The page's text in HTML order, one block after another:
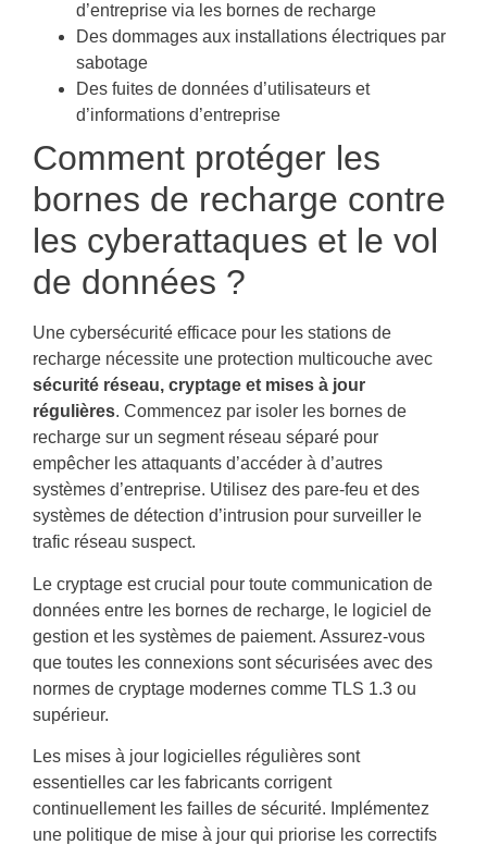
d’entreprise via les bornes de recharge
Des dommages aux installations électriques par
sabotage
Des fuites de données d’utilisateurs et
d’informations d’entreprise
Comment protéger les
bornes de recharge contre
les cyberattaques et le vol
de données ?
Une cybersécurité efficace pour les stations de
recharge nécessite une protection multicouche avec
sécurité réseau, cryptage et mises à jour
régulières. Commencez par isoler les bornes de
recharge sur un segment réseau séparé pour
empêcher les attaquants d’accéder à d’autres
systèmes d’entreprise. Utilisez des pare-feu et des
systèmes de détection d’intrusion pour surveiller le
trafic réseau suspect.
Le cryptage est crucial pour toute communication de
données entre les bornes de recharge, le logiciel de
gestion et les systèmes de paiement. Assurez-vous
que toutes les connexions sont sécurisées avec des
normes de cryptage modernes comme TLS 1.3 ou
supérieur.
Les mises à jour logicielles régulières sont
essentielles car les fabricants corrigent
continuellement les failles de sécurité. Implémentez
une politique de mise à jour qui priorise les correctifs